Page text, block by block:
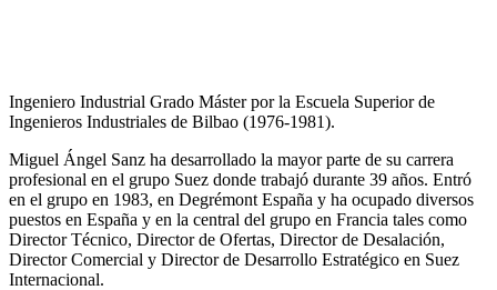
Ingeniero Industrial Grado Máster por la Escuela Superior de
Ingenieros Industriales de Bilbao (1976-1981).
Miguel Ángel Sanz ha desarrollado la mayor parte de su carrera
profesional en el grupo Suez donde trabajó durante 39 años. Entró
en el grupo en 1983, en Degrémont España y ha ocupado diversos
puestos en España y en la central del grupo en Francia tales como
Director Técnico, Director de Ofertas, Director de Desalación,
Director Comercial y Director de Desarrollo Estratégico en Suez
Internacional.